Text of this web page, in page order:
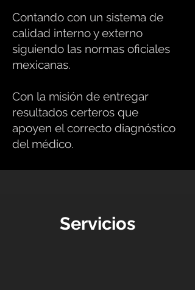
Contando con un sistema de
calidad interno y externo
siguiendo las normas oficiales
mexicanas.
Con la misión de entregar
resultados certeros que
apoyen el correcto diagnóstico
del médico.
Servicios